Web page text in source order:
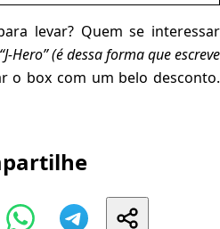
levar? Quem se interessar
“J-Hero”(é dessa forma que escreve
o box com um belo desconto.